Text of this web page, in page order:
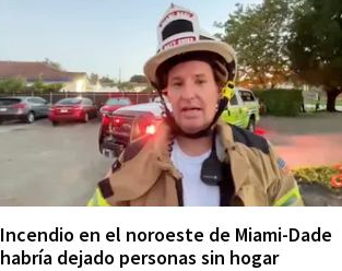
Incendio en el noroeste de Miami-Dade
habría dejado personas sin hogar